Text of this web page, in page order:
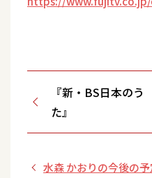
『新・BS日本のう
た』
水森 かおりの今後の